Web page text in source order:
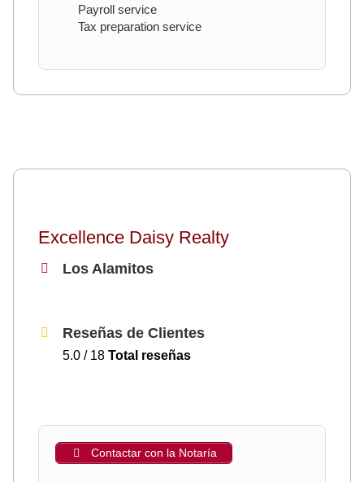
Payroll service
Tax preparation service
Excellence Daisy Realty
Los Alamitos
Reseñas de Clientes
5.0 / 18 Total reseñas
Contactar con la Notaría